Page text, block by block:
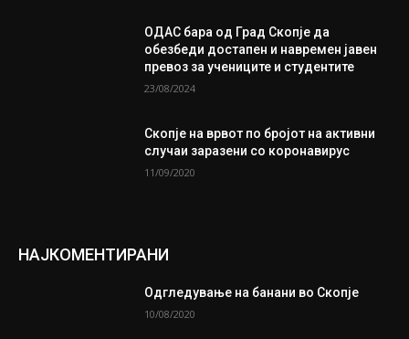
ОДАС бара од Град Скопје да
обезбеди достапен и навремен јавен
превоз за учениците и студентите
23/08/2024
Скопје на врвот по бројот на активни
случаи заразени со коронавирус
11/09/2020
НАЈКОМЕНТИРАНИ
Одгледување на банани во Скопје
10/08/2020